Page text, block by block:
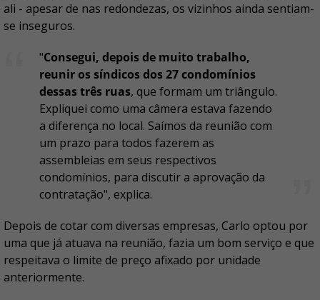
ali - apesar de nas redondezas, os vizinhos ainda sentiam-
se inseguros.
"Consegui, depois de muito trabalho,
reunir os síndicos dos 27 condomínios
dessas três ruas, que formam um triângulo.
Expliquei como uma câmera estava fazendo
a diferença no local. Saímos da reunião com
um prazo para todos fazerem as
assembleias em seus respectivos
condomínios, para discutir a aprovação da
contratação", explica.
Depois de cotar com diversas empresas, Carlo optou por
uma que já atuava na reunião, fazia um bom serviço e que
respeitava o limite de preço afixado por unidade
anteriormente.